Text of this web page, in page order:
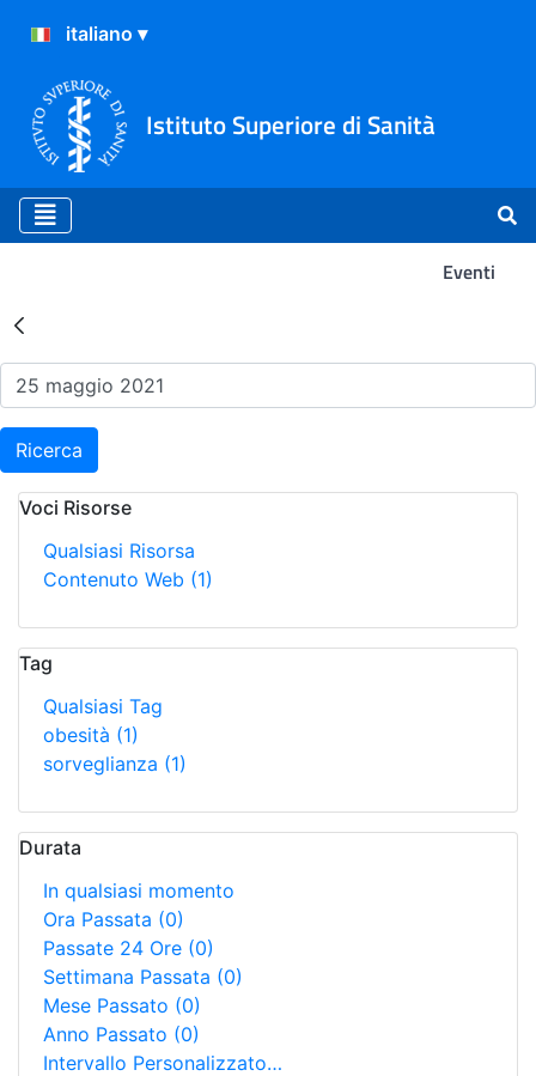
Istituto Superiore di Sanità
Eventi
Risultati della Ricerca -
Ricerca
Voci Risorse
Qualsiasi Risorsa
Contenuto Web (1)
Tag
Qualsiasi Tag
obesità (1)
sorveglianza (1)
Durata
In qualsiasi momento
Ora Passata (0)
Passate 24 Ore (0)
Settimana Passata (0)
Mese Passato (0)
Anno Passato (0)
Intervallo Personalizzato…